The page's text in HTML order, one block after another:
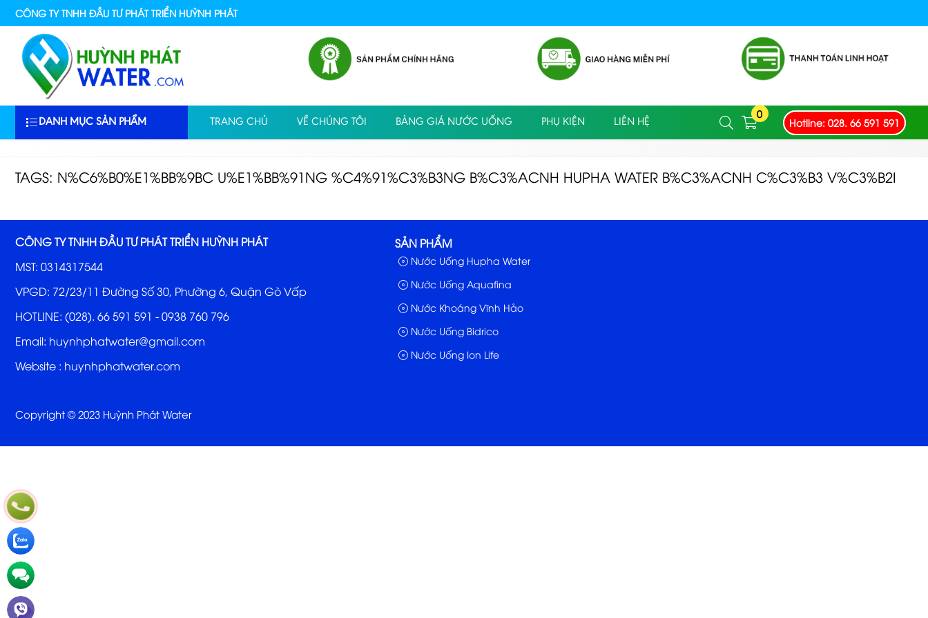
CÔNG TY TNHH ĐẦU TƯ PHÁT TRIỂN HUỲNH PHÁT
DANH MỤC SẢN PHẨM TRANG CHỦ VỀ CHÚNG TÔI BẢNG GIÁ NƯỚC UỐNG PHỤ KIỆN LIÊN HỆ
0
Hotline: 028. 66 591 591
TAGS: N%C6%B0%E1%BB%9BC U%E1%BB%91NG %C4%91%C3%B3NG B%C3%ACNH HUPHA WATER B%C3%ACNH C%C3%B3 V%C3%B2I
CÔNG TY TNHH ĐẦU TƯ PHÁT TRIỂN HUỲNH PHÁT
MST: 0314317544
VPGD: 72/23/11 Đường Số 30, Phường 6, Quận Gò Vấp
HOTLINE: (028). 66 591 591 - 0938 760 796
Email: huynhphatwater@gmail.com
Website : huynhphatwater.com
SẢN PHẨM
Nước Uống Hupha Water
Nước Uống Aquafina
Nước Khoáng Vĩnh Hảo
Nước Uống Bidrico
Nước Uống Ion Life
Copyright © 2023 Huỳnh Phát Water